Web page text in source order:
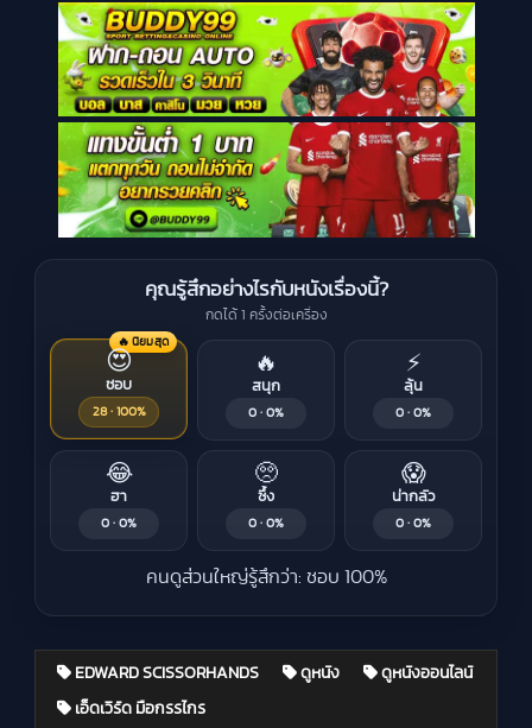
คุณรู้สึกอย่างไรกับหนังเรื่องนี้?
กดได้ 1 ครั้งต่อเครื่อง
🔥 นิยมสุด
😍
ชอบ
28 · 100%
🔥
สนุก
0 · 0%
⚡
ลุ้น
0 · 0%
😂
ฮา
0 · 0%
🥺
ซึ้ง
0 · 0%
😱
น่ากลัว
0 · 0%
คนดูส่วนใหญ่รู้สึกว่า: ชอบ 100%
EDWARD SCISSORHANDS ดูหนัง ดูหนังออนไลน์
เอ็ดเวิร์ด มือกรรไกร